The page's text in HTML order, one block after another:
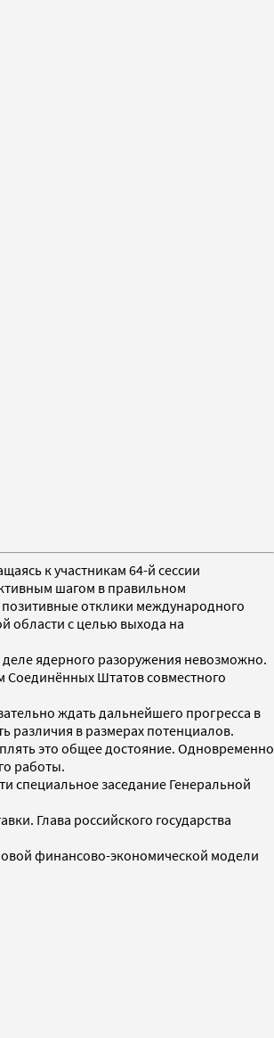
к участникам 64-й сессии
шагом в правильном
отклики международного
области с целью выхода на
ядерного разоружения невозможно.
Штатов совместного
ждать дальнейшего прогресса в
различия в размерах потенциалов.
это общее достояние. Одновременно
работы.
специальное заседание Генеральной
Глава российского государства
финансово-экономической модели